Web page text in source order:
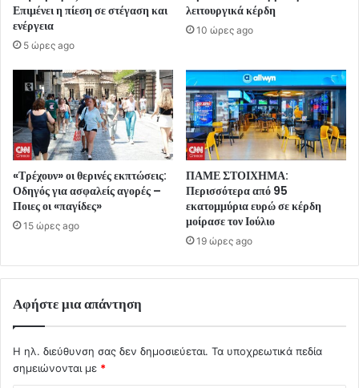
Επιμένει η πίεση σε στέγαση και
ενέργεια
5 ώρες ago
λειτουργικά κέρδη
10 ώρες ago
«Τρέχουν» οι θερινές εκπτώσεις:
Οδηγός για ασφαλείς αγορές –
Ποιες οι «παγίδες»
15 ώρες ago
ΠΑΜΕ ΣΤΟΙΧΗΜΑ:
Περισσότερα από 95
εκατομμύρια ευρώ σε κέρδη
μοίρασε τον Ιούλιο
19 ώρες ago
Αφήστε μια απάντηση
Η ηλ. διεύθυνση σας δεν δημοσιεύεται. Τα υποχρεωτικά πεδία
σημειώνονται με *